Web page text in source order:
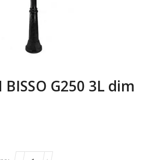
G250 3L dim